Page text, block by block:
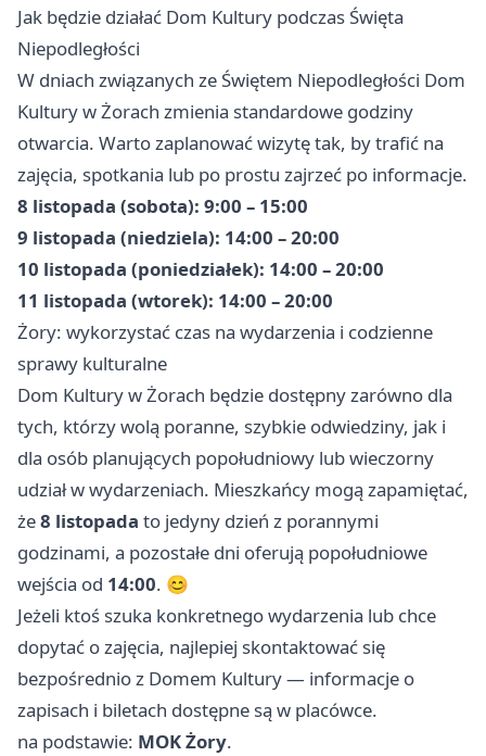
Jak będzie działać Dom Kultury podczas Święta
Niepodległości
W dniach związanych ze Świętem Niepodległości Dom
Kultury w Żorach zmienia standardowe godziny
otwarcia. Warto zaplanować wizytę tak, by trafić na
zajęcia, spotkania lub po prostu zajrzeć po informacje.
8 listopada (sobota): 9:00 – 15:00
9 listopada (niedziela): 14:00 – 20:00
10 listopada (poniedziałek): 14:00 – 20:00
11 listopada (wtorek): 14:00 – 20:00
Żory: wykorzystać czas na wydarzenia i codzienne
sprawy kulturalne
Dom Kultury w Żorach będzie dostępny zarówno dla
tych, którzy wolą poranne, szybkie odwiedziny, jak i
dla osób planujących popołudniowy lub wieczorny
udział w wydarzeniach. Mieszkańcy mogą zapamiętać,
że8 listopada to jedyny dzień z porannymi
godzinami, a pozostałe dni oferują popołudniowe
wejścia od 14:00. 😊
Jeżeli ktoś szuka konkretnego wydarzenia lub chce
dopytać o zajęcia, najlepiej skontaktować się
bezpośrednio z Domem Kultury — informacje o
zapisach i biletach dostępne są w placówce.
na podstawie: MOK Żory.